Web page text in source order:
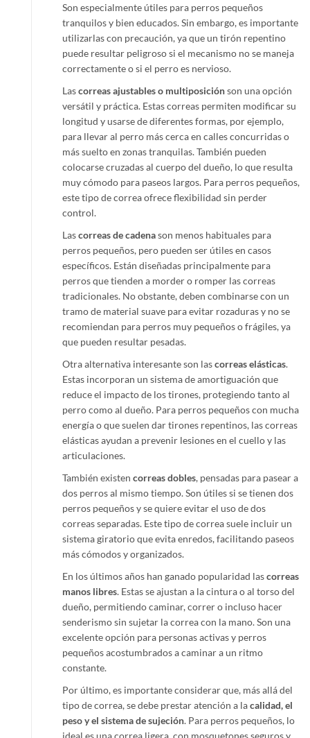
Son especialmente útiles para perros pequeños
tranquilos y bien educados. Sin embargo, es importante
utilizarlas con precaución, ya que un tirón repentino
puede resultar peligroso si el mecanismo no se maneja
correctamente o si el perro es nervioso.
Lascorreas ajustables o multiposiciónson una opción
versátil y práctica. Estas correas permiten modificar su
longitud y usarse de diferentes formas, por ejemplo,
para llevar al perro más cerca en calles concurridas o
más suelto en zonas tranquilas. También pueden
colocarse cruzadas al cuerpo del dueño, lo que resulta
muy cómodo para paseos largos. Para perros pequeños,
este tipo de correa ofrece flexibilidad sin perder
control.
Lascorreas de cadenason menos habituales para
perros pequeños, pero pueden ser útiles en casos
específicos. Están diseñadas principalmente para
perros que tienden a morder o romper las correas
tradicionales. No obstante, deben combinarse con un
tramo de material suave para evitar rozaduras y no se
recomiendan para perros muy pequeños o frágiles, ya
que pueden resultar pesadas.
Otra alternativa interesante son lascorreas elásticas.
Estas incorporan un sistema de amortiguación que
reduce el impacto de los tirones, protegiendo tanto al
perro como al dueño. Para perros pequeños con mucha
energía o que suelen dar tirones repentinos, las correas
elásticas ayudan a prevenir lesiones en el cuello y las
articulaciones.
También existen correas dobles, pensadas para pasear a
dos perros al mismo tiempo. Son útiles si se tienen dos
perros pequeños y se quiere evitar el uso de dos
correas separadas. Este tipo de correa suele incluir un
sistema giratorio que evita enredos, facilitando paseos
más cómodos y organizados.
En los últimos años han ganado popularidad lascorreas
manos libres. Estas se ajustan a la cintura o al torso del
dueño, permitiendo caminar, correr o incluso hacer
senderismo sin sujetar la correa con la mano. Son una
excelente opción para personas activas y perros
pequeños acostumbrados a caminar a un ritmo
constante.
Por último, es importante considerar que, más allá del
tipo de correa, se debe prestar atención a lacalidad, el
peso y el sistema de sujeción. Para perros pequeños, lo
ideal es una correa ligera, con mosquetones seguros y